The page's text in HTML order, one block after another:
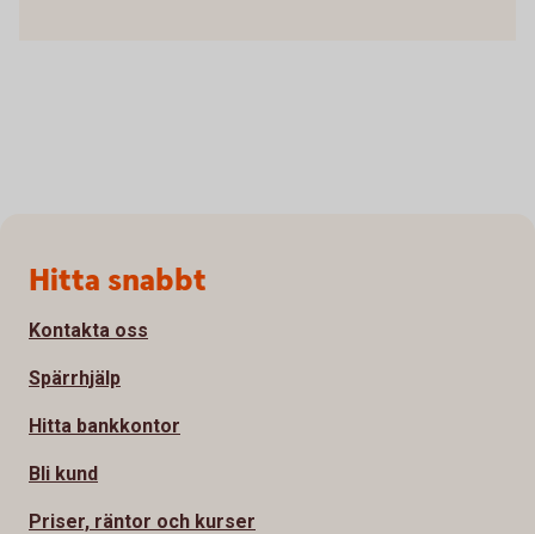
Sidfot
Hitta snabbt
Kontakta oss
Spärrhjälp
Hitta bankkontor
Bli kund
Priser, räntor och kurser